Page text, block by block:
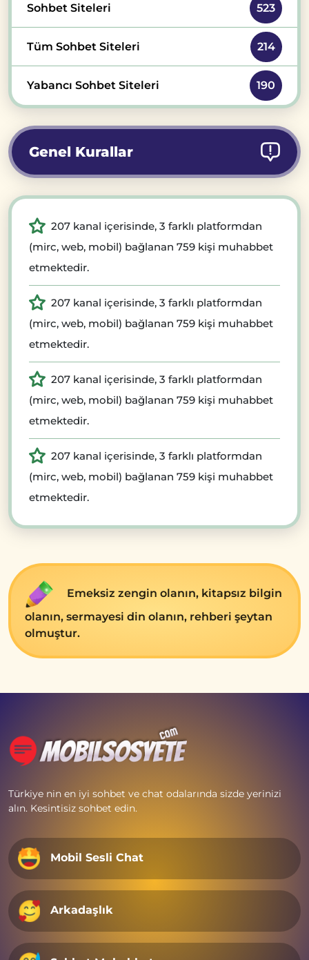
Sohbet Siteleri 523
Tüm Sohbet Siteleri 214
Yabancı Sohbet Siteleri 190
Genel Kurallar
207 kanal içerisinde, 3 farklı platformdan
(mirc, web, mobil) bağlanan 759 kişi muhabbet
etmektedir.
207 kanal içerisinde, 3 farklı platformdan
(mirc, web, mobil) bağlanan 759 kişi muhabbet
etmektedir.
207 kanal içerisinde, 3 farklı platformdan
(mirc, web, mobil) bağlanan 759 kişi muhabbet
etmektedir.
207 kanal içerisinde, 3 farklı platformdan
(mirc, web, mobil) bağlanan 759 kişi muhabbet
etmektedir.
Emеksiz zеngin olanın, kitapsız bilgin
olanın, sеrmayеsi din olanın, rеhbеri şеytan
olmuştur.
Türkiye nin en iyi sohbet ve chat odalarında sizde yerinizi
alın. Kesintisiz sohbet edin.
Mobil Sesli Chat
Arkadaşlık